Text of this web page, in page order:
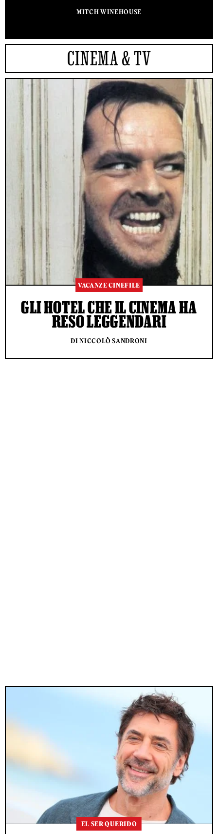
MITCH WINEHOUSE
CINEMA & TV
VACANZE CINEFILE
GLI HOTEL CHE IL CINEMA HA
RESO LEGGENDARI
DI NICCOLÒ SANDRONI
EL SER QUERIDO